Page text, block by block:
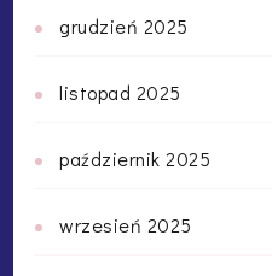
grudzień 2025
listopad 2025
październik 2025
wrzesień 2025